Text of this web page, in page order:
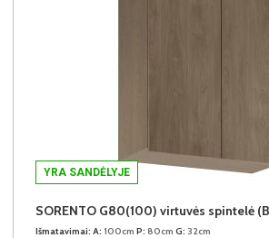
YRA SANDĖLYJE
Išmatavimai: A: 100cm P: 80cm G: 32cm